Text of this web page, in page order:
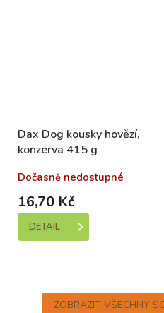
Dax Dog kousky hovězí,
konzerva 415 g
Dočasně nedostupné
16,70 Kč
DETAIL
ZOBRAZIT VŠECHNY